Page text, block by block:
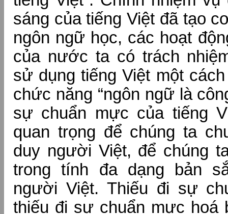
sáng của tiếng Việt đã tạo
ngôn ngữ học, các hoạt
của nước ta có trách
sử dụng tiếng Việt một
chức năng “ngôn ngữ là
sự chuẩn mực của tiếng
quan trọng để chúng ta
duy người Việt, để chúng
trong tính đa dạng bản
người Việt. Thiếu đi sự
thiếu đi sự chuẩn mực hoá